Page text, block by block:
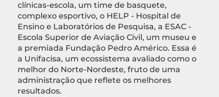
clínicas-escola, um time de basquete,
complexo esportivo, o HELP - Hospital de
Ensino e Laboratórios de Pesquisa, a ESAC -
Escola Superior de Aviação Civil, um museu e
a premiada Fundação Pedro Américo. Essa é
a Unifacisa, um ecossistema avaliado como o
melhor do Norte-Nordeste, fruto de uma
administração que reflete os melhores
resultados.